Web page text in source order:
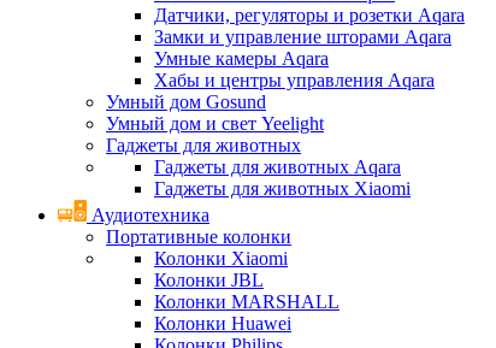
Датчики, регуляторы и розетки Aqara
Замки и управление шторами Aqara
Умные камеры Aqara
Хабы и центры управления Aqara
Умный дом Gosund
Умный дом и свет Yeelight
Гаджеты для животных
Гаджеты для животных Aqara
Гаджеты для животных Xiaomi
Аудиотехника
Портативные колонки
Колонки Xiaomi
Колонки JBL
Колонки MARSHALL
Колонки Huawei